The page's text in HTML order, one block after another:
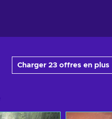
Charger 23 offres en plus